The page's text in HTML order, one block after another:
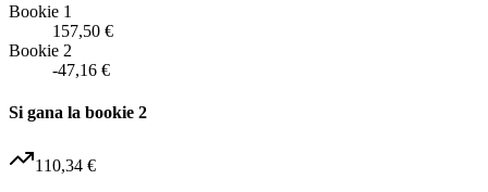
Bookie 1
157,50 €
Bookie 2
-47,16 €
Si gana la bookie 2
110,34 €